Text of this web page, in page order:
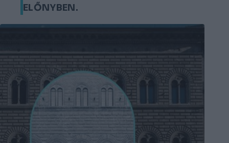
ELŐNYBEN.